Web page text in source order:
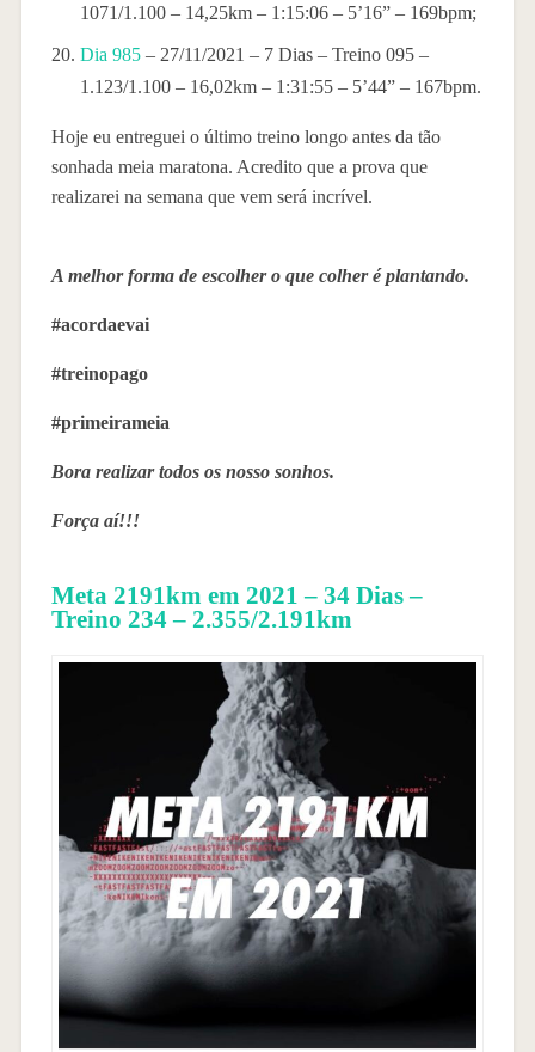
1071/1.100 – 14,25km – 1:15:06 – 5’16” – 169bpm;
Dia 985– 27/11/2021 – 7 Dias – Treino 095 –
1.123/1.100 – 16,02km – 1:31:55 – 5’44” – 167bpm.
Hoje eu entreguei o último treino longo antes da tão
sonhada meia maratona. Acredito que a prova que
realizarei na semana que vem será incrível.
A melhor forma de escolher o que colher é plantando.
#acordaevai
#treinopago
#primeirameia
Bora realizar todos os nosso sonhos.
Força aí!!!
Meta 2191km em 2021 – 34 Dias –
Treino 234 – 2.355/2.191km